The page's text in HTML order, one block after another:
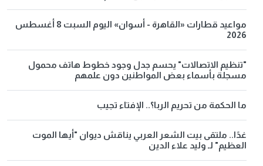
مواعيد قطارات «القاهرة - أسوان» اليوم السبت 8 أغسطس
2026
"تنظيم الاتصالات" يحسم جدل وجود خطوط هاتف محمول
مسجلة بأسماء بعض المواطنين دون علمهم
ما الحكمة من تحريم الربا؟.. الإفتاء تجيب
غدًا.. ملتقى بيت الشعر العربي يناقش ديوان "أيها الموت
العظيم" لـ وليد علاء الدين